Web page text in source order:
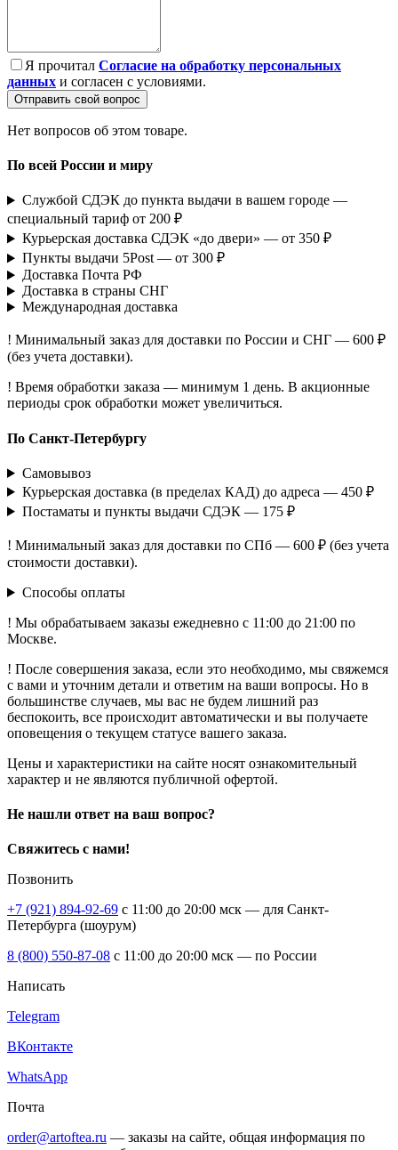
Я прочитал Согласие на обработку персональных
данных и согласен с условиями.
Отправить свой вопрос
Нет вопросов об этом товаре.
По всей России и миру
Службой СДЭК до пункта выдачи в вашем городе —
специальный тариф от 200 ₽
Курьерская доставка СДЭК «до двери» — от 350 ₽
Пункты выдачи 5Post — от 300 ₽
Доставка Почта РФ
Доставка в страны СНГ
Международная доставка
! Минимальный заказ для доставки по России и СНГ — 600 ₽
(без учета доставки).
! Время обработки заказа — минимум 1 день. В акционные
периоды срок обработки может увеличиться.
По Санкт-Петербургу
Самовывоз
Курьерская доставка (в пределах КАД) до адреса — 450 ₽
Постаматы и пункты выдачи СДЭК — 175 ₽
! Минимальный заказ для доставки по СПб — 600 ₽ (без учета
стоимости доставки).
Способы оплаты
! Мы обрабатываем заказы ежедневно с 11:00 до 21:00 по
Москве.
! После совершения заказа, если это необходимо, мы свяжемся
с вами и уточним детали и ответим на ваши вопросы. Но в
большинстве случаев, мы вас не будем лишний раз
беспокоить, все происходит автоматически и вы получаете
оповещения о текущем статусе вашего заказа.
Цены и характеристики на сайте носят ознакомительный
характер и не являются публичной офертой.
Не нашли ответ на ваш вопрос?
Свяжитесь с нами!
Позвонить
+7 (921) 894-92-69 c 11:00 до 20:00 мск — для Санкт-
Петербурга (шоурум)
8 (800) 550-87-08 c 11:00 до 20:00 мск — по России
Написать
Telegram
ВКонтакте
WhatsApp
Почта
order@artoftea.ru — заказы на сайте, общая информация по